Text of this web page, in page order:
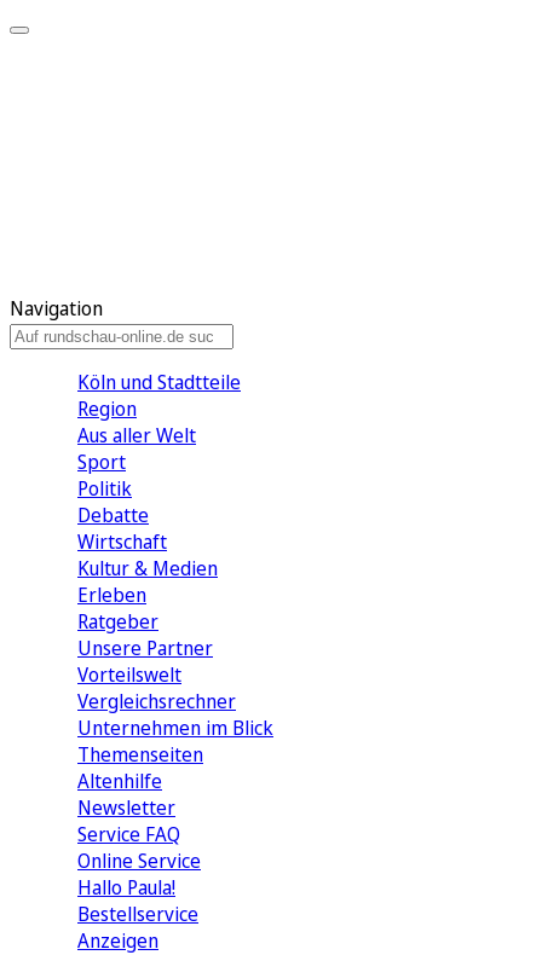
Navigation
Köln und Stadtteile
Region
Aus aller Welt
Sport
Politik
Debatte
Wirtschaft
Kultur & Medien
Erleben
Ratgeber
Unsere Partner
Vorteilswelt
Vergleichsrechner
Unternehmen im Blick
Themenseiten
Altenhilfe
Newsletter
Service FAQ
Online Service
Hallo Paula!
Bestellservice
Anzeigen